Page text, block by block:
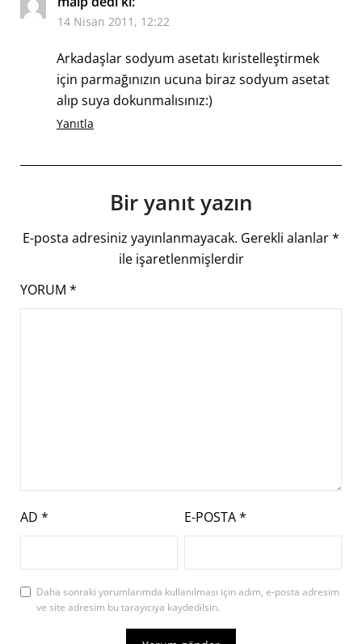
14 Nisan 2011, 12:22
Arkadaşlar sodyum asetatı kıristelleştirmek
için parmağınızın ucuna biraz sodyum asetat
alıp suya dokunmalısınız:)
Yanıtla
Bir yanıt yazın
E-posta adresiniz yayınlanmayacak. Gerekli alanlar*
ile işaretlenmişlerdir
YORUM *
AD * E-POSTA*
Daha sonraki yorumlarımda kullanılması için adım, e-posta adresim
ve site adresim bu tarayıcıya kaydedilsin.